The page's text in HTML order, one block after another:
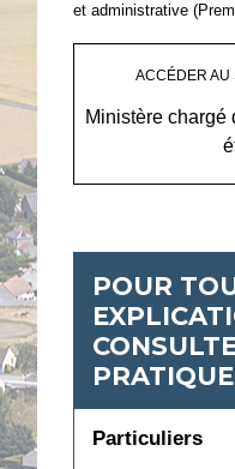
et administrative
ACCÉDER AU
Ministère chargé
POUR
Particuliers